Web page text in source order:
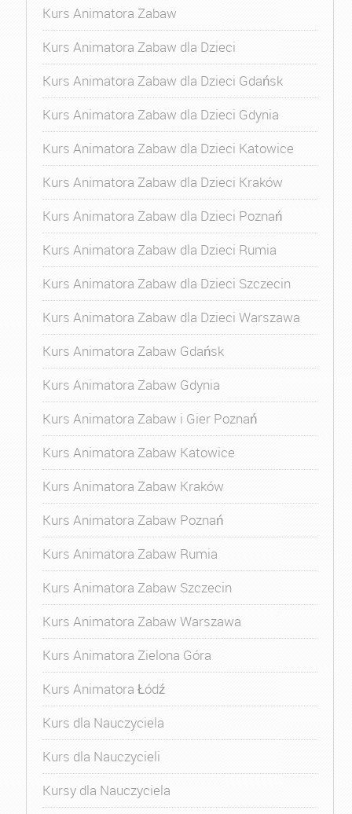
Kurs Animatora Zabaw
Kurs Animatora Zabaw dla Dzieci
Kurs Animatora Zabaw dla Dzieci Gdańsk
Kurs Animatora Zabaw dla Dzieci Gdynia
Kurs Animatora Zabaw dla Dzieci Katowice
Kurs Animatora Zabaw dla Dzieci Kraków
Kurs Animatora Zabaw dla Dzieci Poznań
Kurs Animatora Zabaw dla Dzieci Rumia
Kurs Animatora Zabaw dla Dzieci Szczecin
Kurs Animatora Zabaw dla Dzieci Warszawa
Kurs Animatora Zabaw Gdańsk
Kurs Animatora Zabaw Gdynia
Kurs Animatora Zabaw i Gier Poznań
Kurs Animatora Zabaw Katowice
Kurs Animatora Zabaw Kraków
Kurs Animatora Zabaw Poznań
Kurs Animatora Zabaw Rumia
Kurs Animatora Zabaw Szczecin
Kurs Animatora Zabaw Warszawa
Kurs Animatora Zielona Góra
Kurs Animatora Łódź
Kurs dla Nauczyciela
Kurs dla Nauczycieli
Kursy dla Nauczyciela